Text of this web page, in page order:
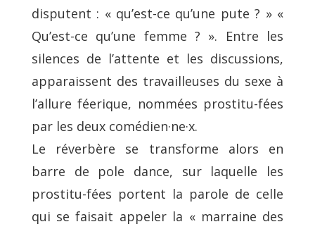
disputent : « qu’est-ce qu’une pute ? » «
Qu’est-ce qu’une femme ? ». Entre les
silences de l’attente et les discussions,
apparaissent des travailleuses du sexe à
l’allure féerique, nommées prostitu-fées
par les deux comédien·ne·x.
Le réverbère se transforme alors en
barre de pole dance, sur laquelle les
prostitu-fées portent la parole de celle
qui se faisait appeler la « marraine des